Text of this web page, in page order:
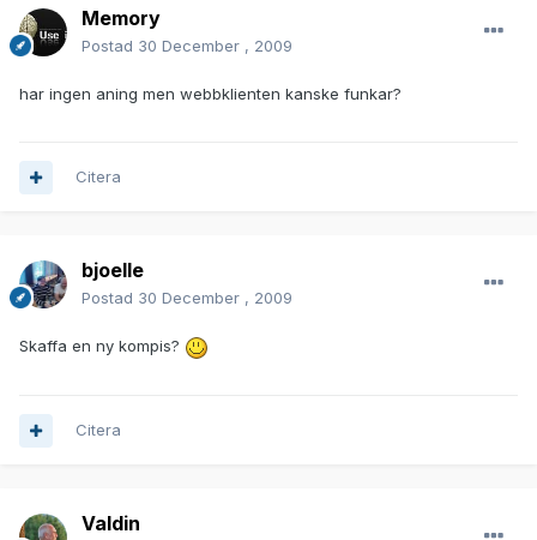
Memory
Postad 30 December , 2009
har ingen aning men webbklienten kanske funkar?
Citera
bjoelle
Postad 30 December , 2009
Skaffa en ny kompis?
Citera
Valdin